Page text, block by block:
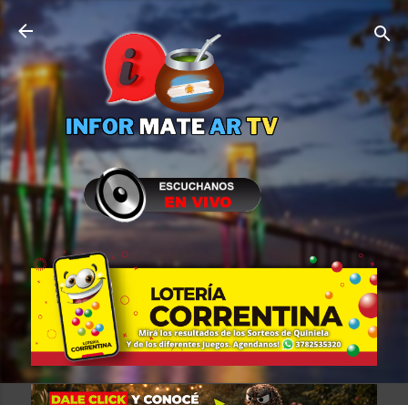
Ir al contenido principal